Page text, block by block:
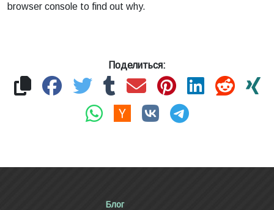
browser console to find out why.
Поделиться:
Блог